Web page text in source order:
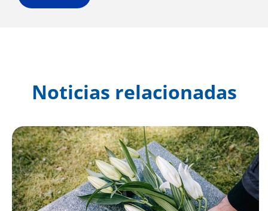
Noticias relacionadas